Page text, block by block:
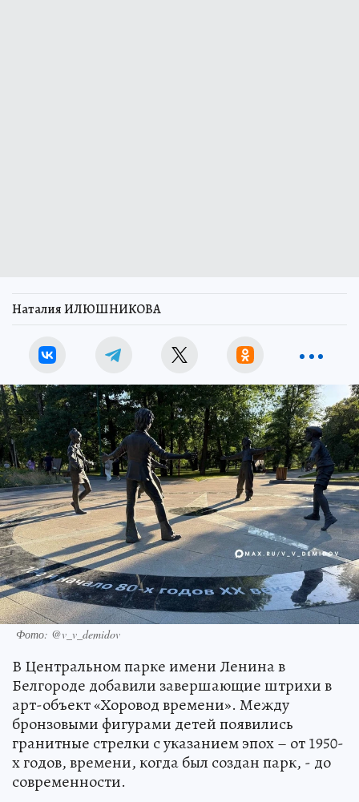
Наталия ИЛЮШНИКОВА
Фото: @v_v_demidov
В Центральном парке имени Ленина в
Белгороде добавили завершающие штрихи в
арт-объект «Хоровод времени». Между
бронзовыми фигурами детей появились
гранитные стрелки с указанием эпох – от 1950-
х годов, времени, когда был создан парк, - до
современности.